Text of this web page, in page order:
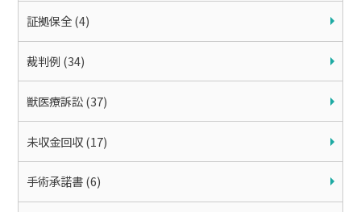
証拠保全 (4)
裁判例 (34)
獣医療訴訟 (37)
未収金回収 (17)
手術承諾書 (6)